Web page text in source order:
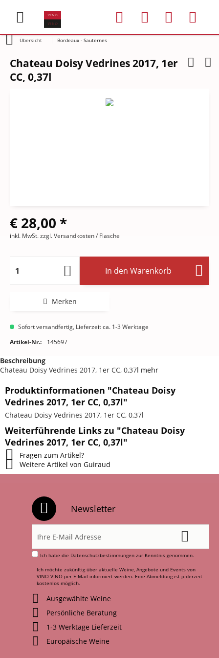
Übersicht Bordeaux - Sauternes
Chateau Doisy Vedrines 2017, 1er
CC, 0,37l
€ 28,00 *
inkl. MwSt.zzgl. Versandkosten/ Flasche
In den Warenkorb
Merken
Sofort versandfertig, Lieferzeit ca. 1-3 Werktage
Artikel-Nr.:
145697
Beschreibung
Chateau Doisy Vedrines 2017, 1er CC, 0,37l mehr
Produktinformationen "Chateau Doisy
Vedrines 2017, 1er CC, 0,37l"
Chateau Doisy Vedrines 2017, 1er CC, 0,37l
Weiterführende Links zu "Chateau Doisy
Vedrines 2017, 1er CC, 0,37l"
Fragen zum Artikel?
Weitere Artikel von Guiraud
Newsletter
Ich habe die Datenschutzbestimmungen zur Kenntnis genommen.
Ich möchte zukünftig über aktuelle Weine, Angebote und Events von
VINO VINO per E-Mail informiert werden. Eine Abmeldung ist jederzeit
kostenlos möglich.
Ausgewählte Weine
Persönliche Beratung
1-3 Werktage Lieferzeit
Europäische Weine